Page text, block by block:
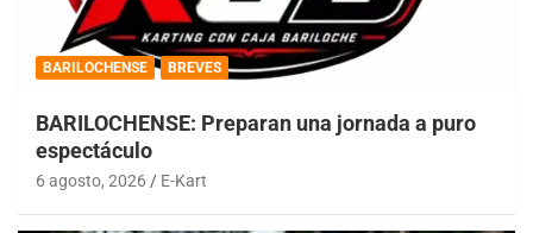
BARILOCHENSE BREVES
BARILOCHENSE: Preparan una jornada a puro
espectáculo
6 agosto, 2026 E-Kart